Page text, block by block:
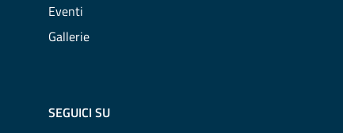
Eventi
Gallerie
SEGUICI SU